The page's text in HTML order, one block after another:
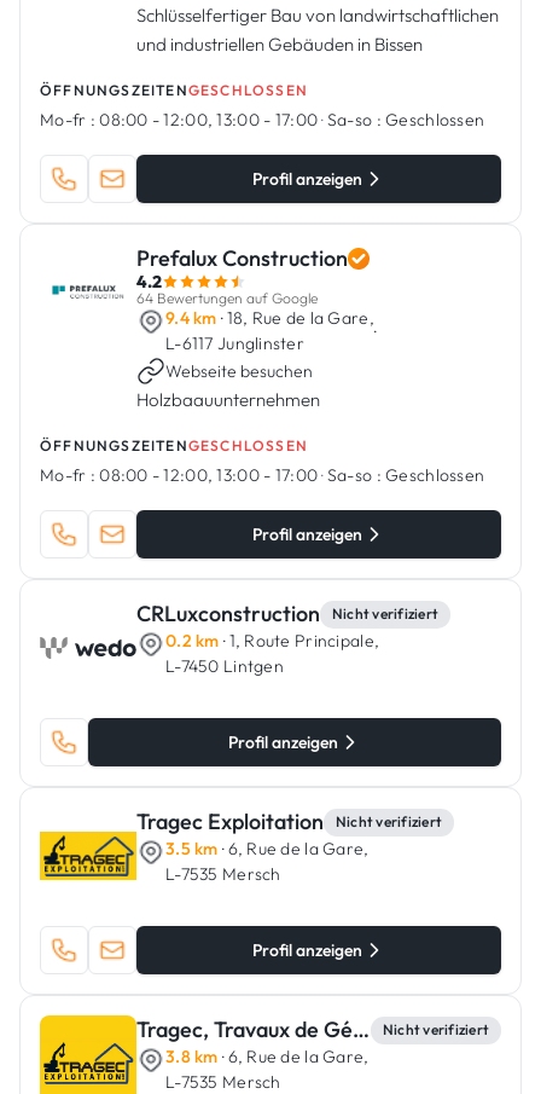
Schlüsselfertiger Bau von landwirtschaftlichen
und industriellen Gebäuden in Bissen
ÖFFNUNGSZEITENGESCHLOSSEN
Mo-fr : 08:00 - 12:00, 13:00 - 17:00·Sa-so : Geschlossen
Profil anzeigen
Prefalux Construction
4.2
64 Bewertungen auf Google
9.4 km · 18, Rue de la Gare,
L-6117 Junglinster
·
Webseite besuchen
Holzbaauunternehmen
ÖFFNUNGSZEITENGESCHLOSSEN
Mo-fr : 08:00 - 12:00, 13:00 - 17:00·Sa-so : Geschlossen
Profil anzeigen
CRLuxconstruction Nicht verifiziert
0.2 km · 1, Route Principale,
L-7450 Lintgen
Profil anzeigen
Tragec Exploitation Nicht verifiziert
3.5 km · 6, Rue de la Gare,
L-7535 Mersch
Profil anzeigen
Tragec, Travaux de Génie Civil Nicht verifiziert
3.8 km · 6, Rue de la Gare,
L-7535 Mersch